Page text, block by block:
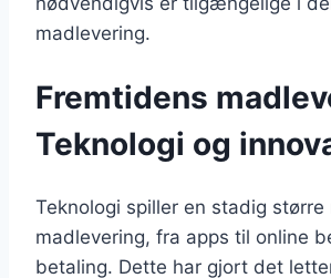
madlevering.
Fremtidens
Teknologi og
Teknologi spiller en stadig større
madlevering, fra apps til online
betaling. Dette har gjort det